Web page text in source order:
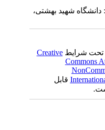
شهید بهشتی،
تحت شرایطCreative
قابل